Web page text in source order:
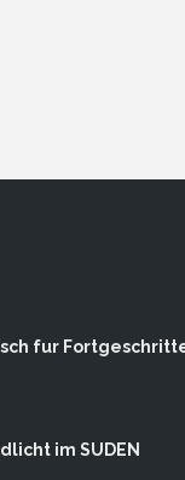
fur
im SUDEN